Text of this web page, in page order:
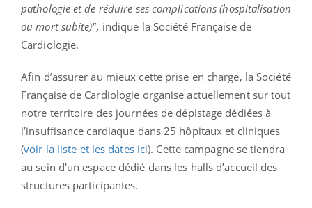
pathologie et de réduire ses complications (hospitalisation
ou mort subite)", indique la Société Française de
Cardiologie.
Afin d’assurer au mieux cette prise en charge, la Société
Française de Cardiologie organise actuellement sur tout
notre territoire des journées de dépistage dédiées à
l’insuffisance cardiaque dans 25 hôpitaux et cliniques
(voir la liste et les dates ici). Cette campagne se tiendra
au sein d'un espace dédié dans les halls d’accueil des
structures participantes.